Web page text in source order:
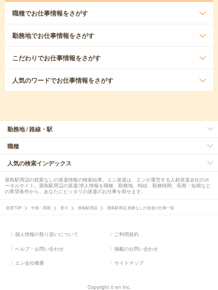
職種でお仕事情報をさがす
勤務地でお仕事情報をさがす
こだわりでお仕事情報をさがす
人気のワードでお仕事情報をさがす
勤務地 / 路線・駅
職種
人気の検索インデックス
屋島駅周辺の残業なしの派遣情報の検索結果。エン派遣は、エンが運営する人材派遣会社のポ
ータルサイト。屋島駅周辺の派遣/求人情報を職種、勤務地、時給、勤務時間、長期・短期など
の希望条件から、あなたにピッタリの派遣のお仕事を探せます。
派遣TOP 中国・四国 香川 屋島駅周辺 屋島駅周辺 残業なしの派遣の仕事一覧
個人情報の取り扱いについて ご利用規約
ヘルプ・お問い合わせ 掲載のお問い合わせ
エン会社概要 サイトマップ
Copyright © en Inc.